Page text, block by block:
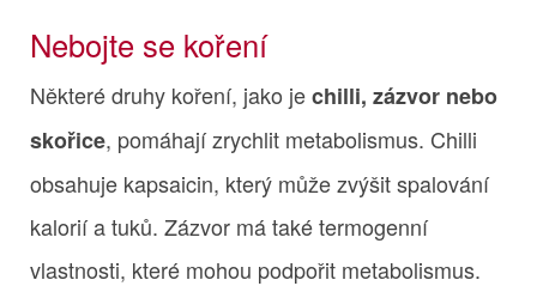
Nebojte se koření
Některé druhy koření, jako jechilli, zázvor nebo
skořice, pomáhají zrychlit metabolismus. Chilli
obsahuje kapsaicin, který může zvýšit spalování
kalorií a tuků. Zázvor má také termogenní
vlastnosti, které mohou podpořit metabolismus.